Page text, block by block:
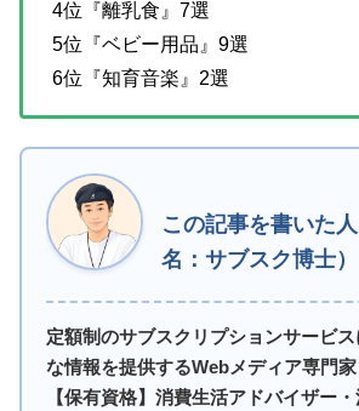
4位『離乳食』7選
5位『ベビー用品』9選
6位『知育音楽』2選
この記事を書いた
名：サブスク博士）
定額制のサブスクリプションサービ
な情報を提供するWebメディア専門
【保有資格】消費生活アドバイザー